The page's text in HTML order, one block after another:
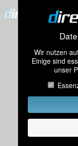
Wir nutzen
Einige sind
unser